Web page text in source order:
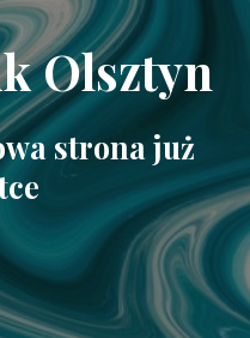
Olsztyn
strona już